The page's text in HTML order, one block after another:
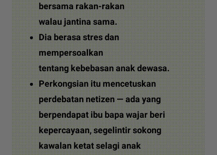
bersama rakan-rakan
walau jantina sama.
Dia berasa stres dan
mempersoalkan
tentang kebebasan anak dewasa.
Perkongsian itu mencetuskan
perdebatan netizen — ada yang
berpendapat ibu bapa wajar beri
kepercayaan, segelintir sokong
kawalan ketat selagi anak